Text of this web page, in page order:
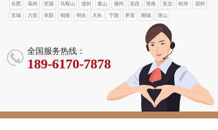
合肥 亳州 芜湖 马鞍山 池州 黄山 滁州 安庆 淮南 淮北 蚌埠 宿州
宣城 六安 阜阳 铜陵 明光 天长 宁国 界首 桐城 潜山
全国服务热线：
189-6170-7878